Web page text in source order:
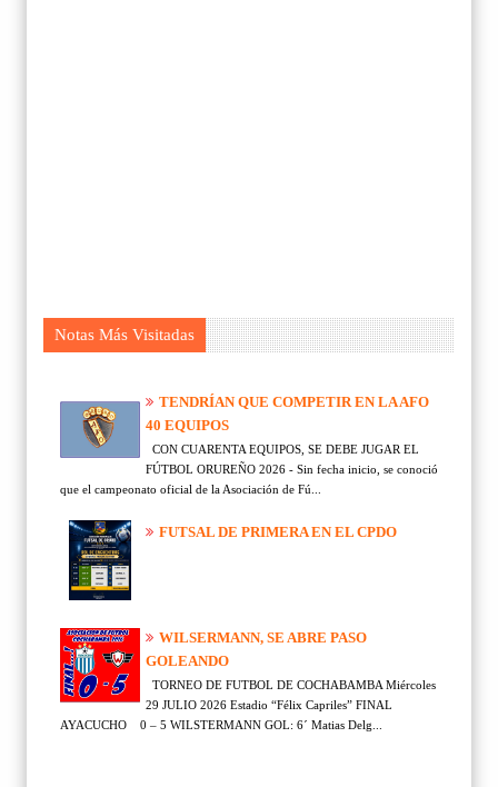
Notas Más Visitadas
TENDRÍAN QUE COMPETIR EN LA AFO
40 EQUIPOS
CON CUARENTA EQUIPOS, SE DEBE JUGAR EL
FÚTBOL ORUREÑO 2026 - Sin fecha inicio, se conoció
que el campeonato oficial de la Asociación de Fú...
FUTSAL DE PRIMERA EN EL CPDO
WILSERMANN, SE ABRE PASO
GOLEANDO
TORNEO DE FUTBOL DE COCHABAMBA Miércoles
29 JULIO 2026 Estadio “Félix Capriles” FINAL
AYACUCHO 0 – 5 WILSTERMANN GOL: 6´ Matias Delg...